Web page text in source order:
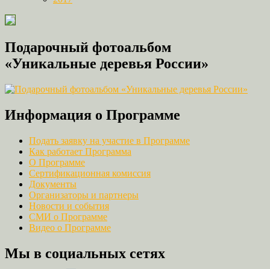
Подарочный фотоальбом
«Уникальные деревья России»
Информация о Программе
Подать заявку на участие в Программе
Как работает Программа
О Программе
Сертификационная комиссия
Документы
Организаторы и партнеры
Новости и события
СМИ о Программе
Видео о Программе
Мы в социальных сетях